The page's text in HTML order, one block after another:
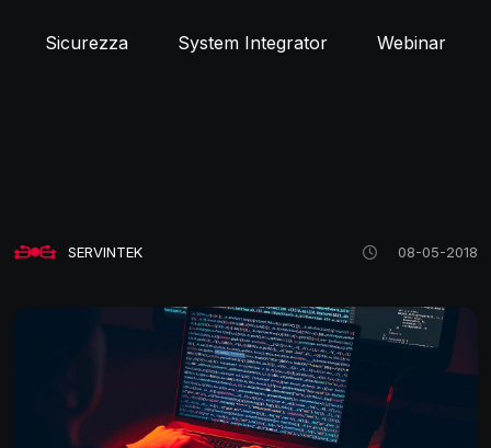
Sicurezza System Integrator Webinar
SERVINTEK 08-05-2018